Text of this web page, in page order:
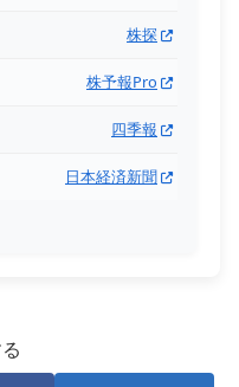
株探
株予報Pro
四季報
日本経済新聞